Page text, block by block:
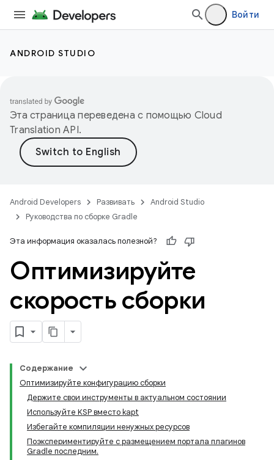
Войти
ANDROID STUDIO
Эта страница переведена с помощью Cloud
Translation API.
Android Developers Развивать
Android Studio
Руководства по сборке Gradle
Эта информация оказалась полезной?
Оптимизируйте
скорость сборки
Содержание
Оптимизируйте конфигурацию сборки
Держите свои инструменты в актуальном состоянии
Используйте KSP вместо kapt
Избегайте компиляции ненужных ресурсов
Поэкспериментируйте с размещением портала плагинов
Gradle последним.